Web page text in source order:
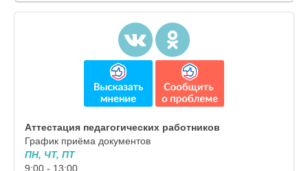
Аттестация педагогических работников
График приёма документов
ПН, ЧТ, ПТ
9:00 - 13:00